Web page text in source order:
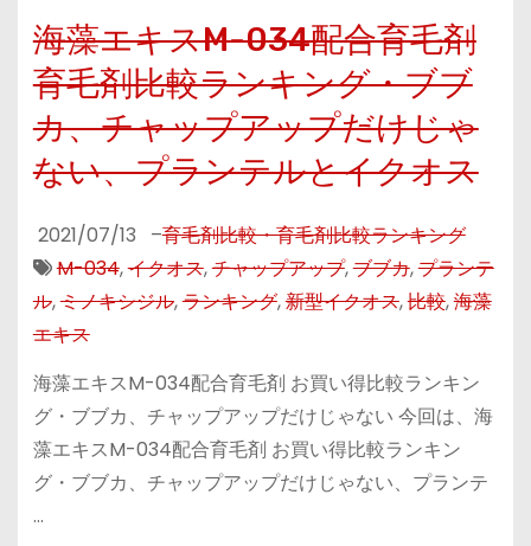
海藻エキスM-034配合育毛剤
育毛剤比較ランキング・ブブ
カ、チャップアップだけじゃ
ない、プランテルとイクオス
2021/07/13 –育毛剤比較・育毛剤比較ランキング
M-034,イクオス,チャップアップ,ブブカ,プランテ
ル,ミノキシジル,ランキング,新型イクオス,比較,海藻
エキス
海藻エキスM-034配合育毛剤 お買い得比較ランキン
グ・ブブカ、チャップアップだけじゃない 今回は、海
藻エキスM-034配合育毛剤 お買い得比較ランキン
グ・ブブカ、チャップアップだけじゃない、プランテ
…